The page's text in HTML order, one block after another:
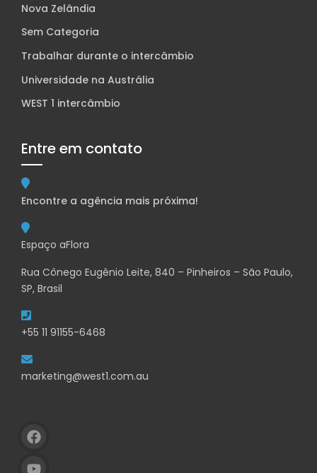
Nova Zelândia
Sem Categoria
Trabalhar durante o intercâmbio
Universidade na Austrália
WEST 1 intercâmbio
Entre em contato
Encontre a agência mais próxima!
Espaço aFlora
Rua Cônego Eugênio Leite, 840 – Pinheiros – São Paulo,
SP, Brasil
+55 11 91155-6468
marketing@west1.com.au